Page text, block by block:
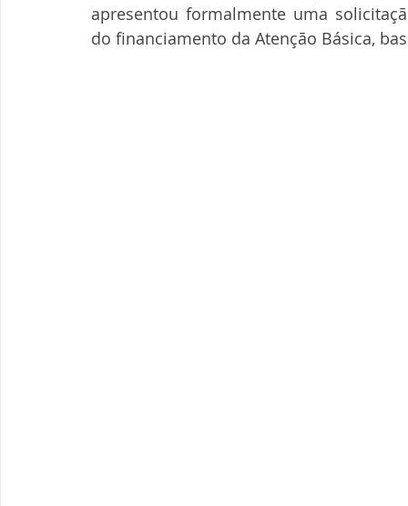
apresentou formalmente uma
do financiamento da Atenção Básica,